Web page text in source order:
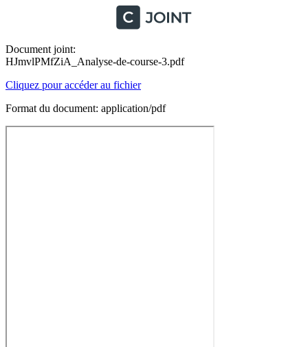
Document joint:
HJmvlPMfZiA_Analyse-de-course-3.pdf
Cliquez pour accéder au fichier
Format du document: application/pdf